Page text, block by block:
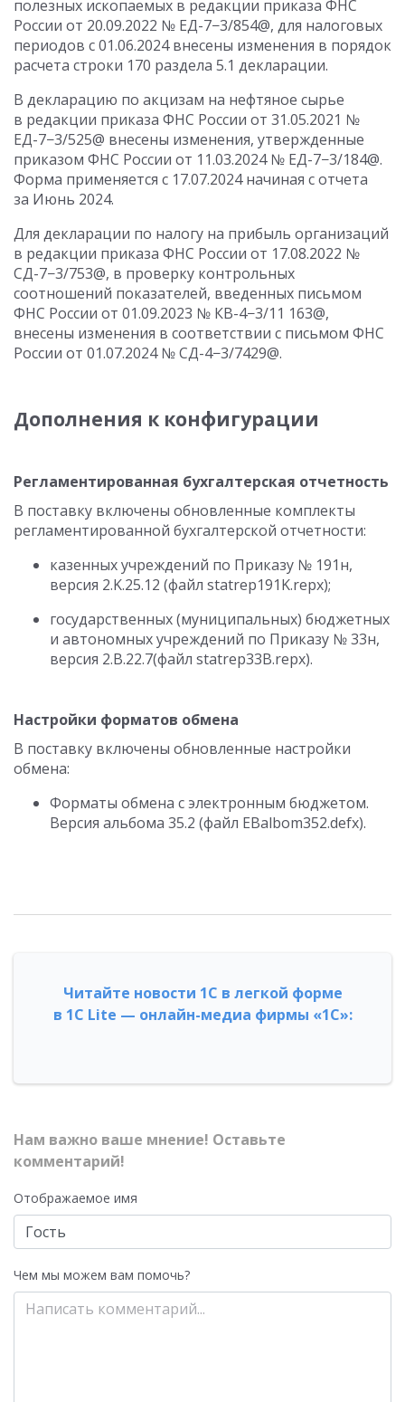
полезных ископаемых в редакции приказа ФНС
России от 20.09.2022 № ЕД-7−3/854@, для налоговых
периодов с 01.06.2024внесены изменения в порядок
расчета строки 170 раздела 5.1 декларации.
В декларацию по акцизам на нефтяное сырье
в редакции приказа ФНС России от 31.05.2021 №
ЕД-7−3/525@ внесены изменения, утвержденные
приказом ФНС России от 11.03.2024№ ЕД-7−3/184@.
Форма применяется с 17.07.2024начиная с отчета
за Июнь 2024.
Для декларации по налогу на прибыль организаций
в редакции приказа ФНС России от 17.08.2022 №
СД-7−3/753@, в проверку контрольных
соотношений показателей, введенных письмом
ФНС России от 01.09.2023 № КВ-4−3/11 163@,
внесены изменения в соответствии с письмом ФНС
России от 01.07.2024№ СД-4−3/7429@.
Дополнения к конфигурации
Регламентированная бухгалтерская отчетность
В поставку включены обновленные комплекты
регламентированной бухгалтерской отчетности:
казенных учреждений по Приказу № 191н,
версия 2.K.25.12 (файл statrep191K.repx);
государственных (муниципальных) бюджетных
и автономных учреждений по Приказу № 33н,
версия 2.B.22.7(файл statrep33B.repx).
Настройки форматов обмена
В поставку включены обновленные настройки
обмена:
Форматы обмена с электронным бюджетом.
Версия альбома 35.2 (файл EBalbom352.defx).
Читайте новости 1С в легкой форме
в 1С Lite — онлайн-медиа фирмы «1С»:
Нам важно ваше мнение! Оставьте
комментарий!
Отображаемое имя
Чем мы можем вам помочь?